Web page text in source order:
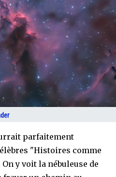
parfaitement
"Histoires comme
y voit la nébuleuse de